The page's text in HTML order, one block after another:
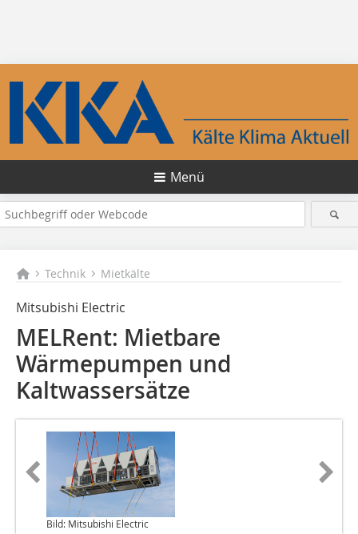
Menü
Technik Mietkälte
Mitsubishi Electric
MELRent: Mietbare
Wärmepumpen und
Kaltwassersätze
Bild: Mitsubishi Electric